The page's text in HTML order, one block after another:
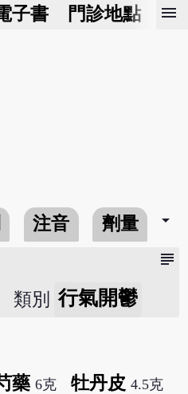
子書 門診地點 預
menu
注音 劑量 arrow_drop_down
subject
類別 行氣開鬱
藥 6克 牡丹皮 4.5克